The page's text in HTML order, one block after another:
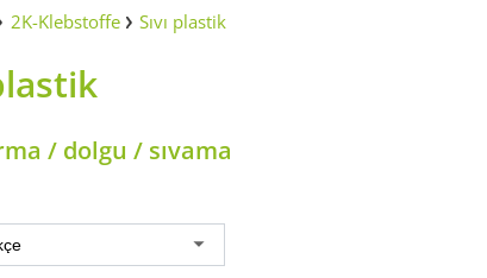
2K-Klebstoffe Sıvı plastik
/ dolgu / sıvama